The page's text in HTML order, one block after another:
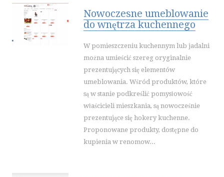
SALONY, KOMISY
AGENCJE REKLAMOWE
MATERIAŁY REKLAMOWE
INNE AGENCJE
SPORT
HOBBY
ZAJĘCIA SPORTOWE I REKREACYJNE
Nowoczesne umeblowanie
do wnętrza kuchennego
W pomieszczeniu kuchennym lub jadalni
można umieścić szereg oryginalnie
prezentujących się elementów
umeblowania. Wśród produktów, które
są w stanie podkreślić pomysłowość
właścicieli mieszkania, są nowocześnie
prezentujące się hokery kuchenne.
Proponowane produkty, dostępne do
kupienia w renomow...